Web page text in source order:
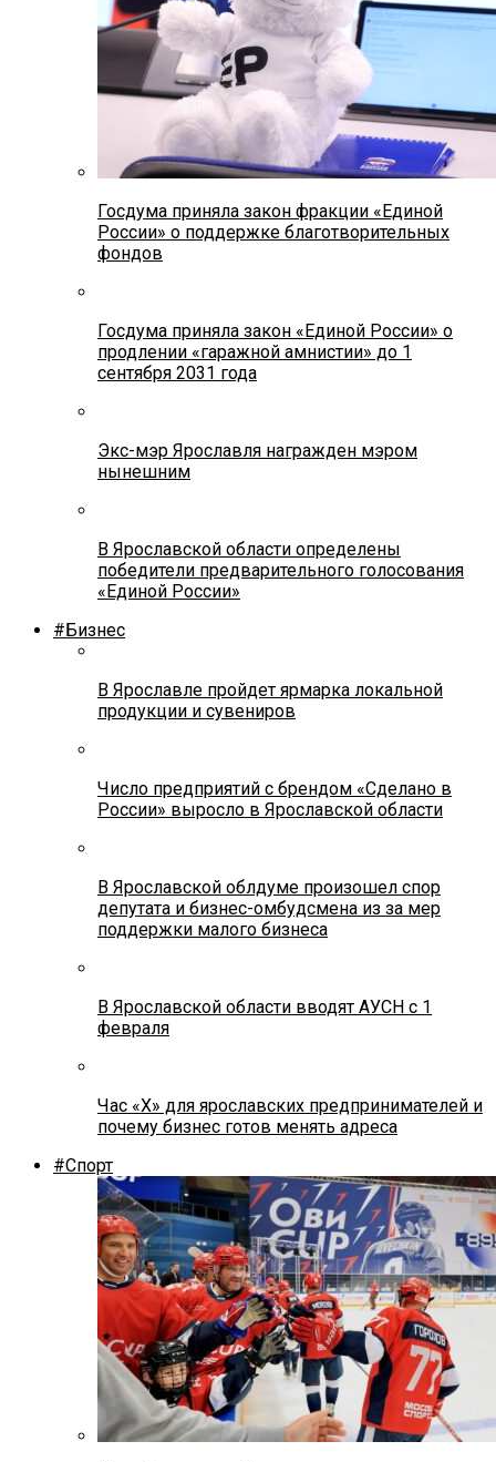
Госдума приняла закон фракции «Единой
России» о поддержке благотворительных
фондов
Госдума приняла закон «Единой России» о
продлении «гаражной амнистии» до 1
сентября 2031 года
Экс-мэр Ярославля награжден мэром
нынешним
В Ярославской области определены
победители предварительного голосования
«Единой России»
#Бизнес
В Ярославле пройдет ярмарка локальной
продукции и сувениров
Число предприятий с брендом «Сделано в
России» выросло в Ярославской области
В Ярославской облдуме произошел спор
депутата и бизнес-омбудсмена из за мер
поддержки малого бизнеса
В Ярославской области вводят АУСН с 1
февраля
Час «Х» для ярославских предпринимателей и
почему бизнес готов менять адреса
#Спорт